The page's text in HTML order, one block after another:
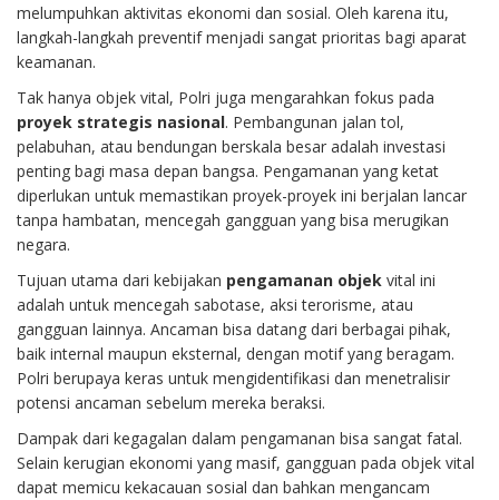
melumpuhkan aktivitas ekonomi dan sosial. Oleh karena itu,
langkah-langkah preventif menjadi sangat prioritas bagi aparat
keamanan.
Tak hanya objek vital, Polri juga mengarahkan fokus pada
proyek strategis nasional. Pembangunan jalan tol,
pelabuhan, atau bendungan berskala besar adalah investasi
penting bagi masa depan bangsa. Pengamanan yang ketat
diperlukan untuk memastikan proyek-proyek ini berjalan lancar
tanpa hambatan, mencegah gangguan yang bisa merugikan
negara.
Tujuan utama dari kebijakan pengamanan objek vital ini
adalah untuk mencegah sabotase, aksi terorisme, atau
gangguan lainnya. Ancaman bisa datang dari berbagai pihak,
baik internal maupun eksternal, dengan motif yang beragam.
Polri berupaya keras untuk mengidentifikasi dan menetralisir
potensi ancaman sebelum mereka beraksi.
Dampak dari kegagalan dalam pengamanan bisa sangat fatal.
Selain kerugian ekonomi yang masif, gangguan pada objek vital
dapat memicu kekacauan sosial dan bahkan mengancam